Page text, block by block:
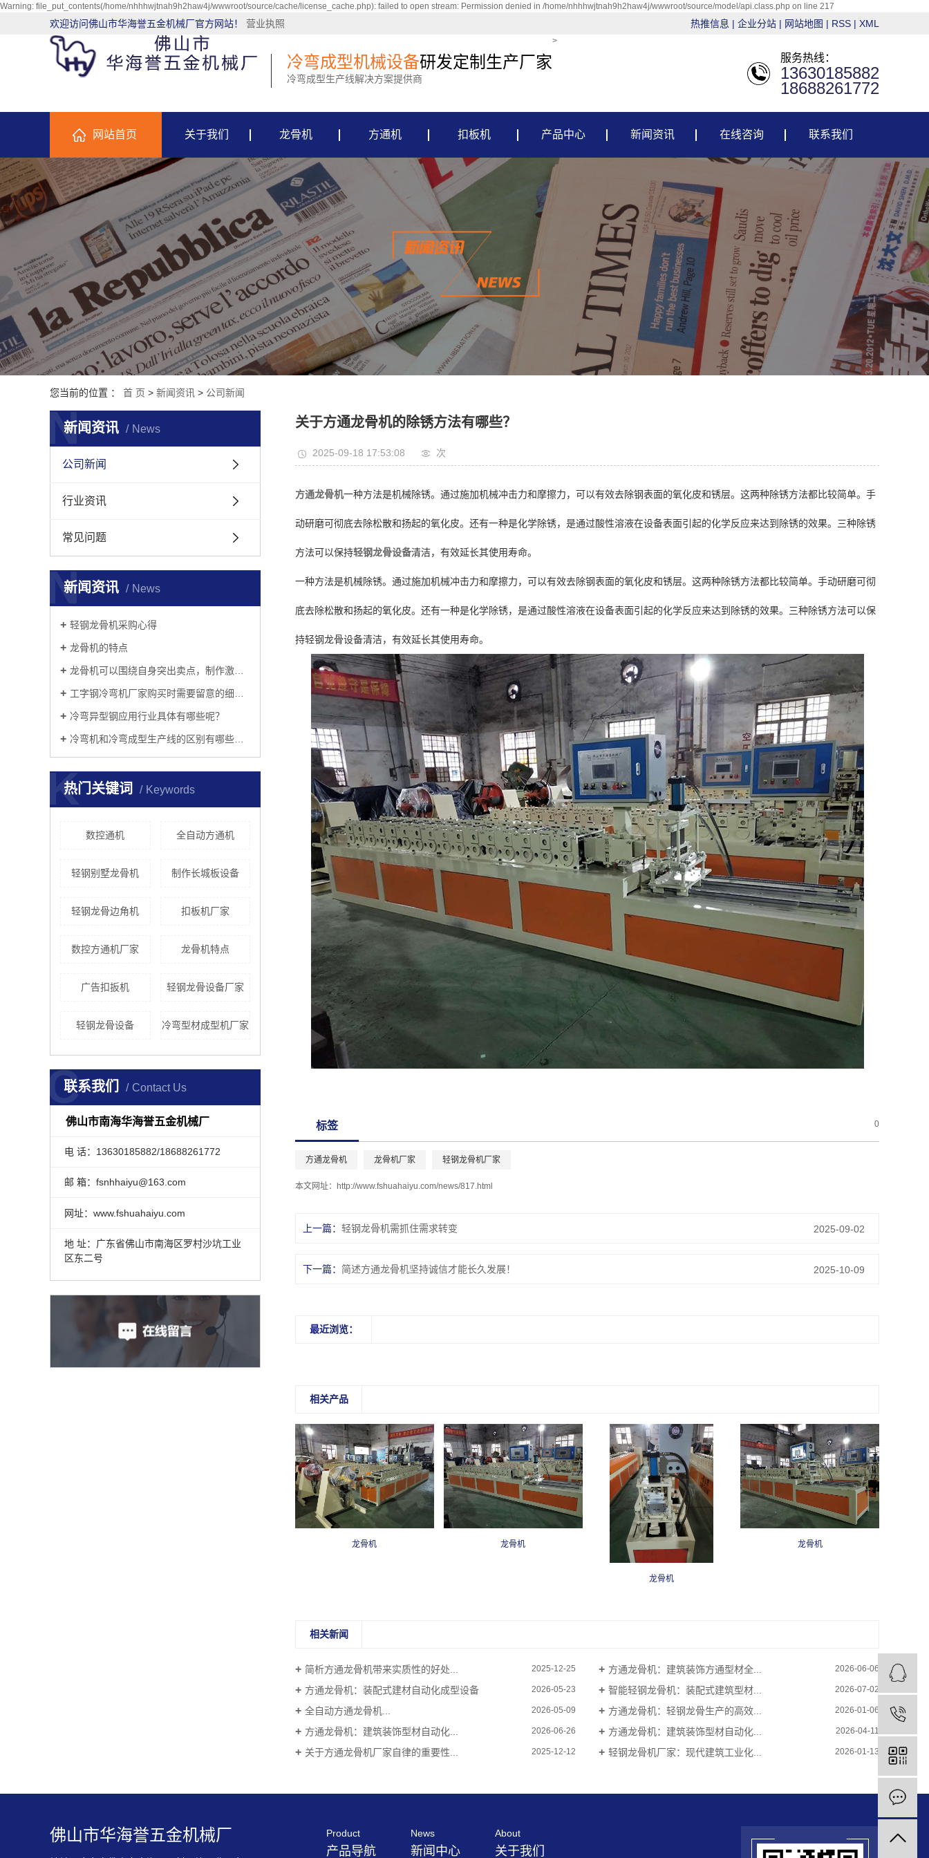
Warning: file_put_contents(/home/nhhhwjtnah9h2haw4j/wwwroot/source/cache/license_cache.php): failed to open stream: Permission denied in /home/nhhhwjtnah9h2haw4j/wwwroot/source/model/api.class.php on line 217
欢迎访问佛山市华海誉五金机械厂官方网站！ 营业执照 热推信息 | 企业分站 | 网站地图 | RSS | XML
>
冷弯成型机械设备研发定制生产厂家
冷弯成型生产线解决方案提供商
服务热线：
13630185882
18688261772
网站首页 关于我们
公司简介
企业文化
资质荣誉
龙骨机 方通机 扣板机 产品中心
龙骨机
新闻资讯
行业资讯
常见问题
在线咨询 联系我们
联系我们
您当前的位置 ： 首 页 > 新闻资讯 > 公司新闻
新闻资讯 News
N
公司新闻
行业资讯
常见问题
新闻资讯 News
N
轻钢龙骨机采购心得
龙骨机的特点
龙骨机可以围绕自身突出卖点，制作激发消费欲广告！
工字钢冷弯机厂家购买时需要留意的细节有哪些？
冷弯异型钢应用行业具体有哪些呢？
冷弯机和冷弯成型生产线的区别有哪些呢？
热门关键词 Keywords
K
数控通机 全自动方通机
轻钢别墅龙骨机 制作长城板设备
轻钢龙骨边角机 扣板机厂家
数控方通机厂家 龙骨机特点
广告扣扳机 轻钢龙骨设备厂家
轻钢龙骨设备 冷弯型材成型机厂家
联系我们 Contact Us
C
佛山市南海华海誉五金机械厂
电 话：13630185882/18688261772
邮 箱：fsnhhaiyu@163.com
网址：www.fshuahaiyu.com
地 址：广东省佛山市南海区罗村沙坑工业
区东二号
关于方通龙骨机的除锈方法有哪些？
2025-09-18 17:53:08 次
方通龙骨机一种方法是机械除锈。通过施加机械冲击力和摩擦力，可以有效去除钢表面的氧化皮和锈层。这两种除锈方法都比较简单。手
动研磨可彻底去除松散和扬起的氧化皮。还有一种是化学除锈，是通过酸性溶液在设备表面引起的化学反应来达到除锈的效果。三种除锈
方法可以保持轻钢龙骨设备清洁，有效延长其使用寿命。
一种方法是机械除锈。通过施加机械冲击力和摩擦力，可以有效去除钢表面的氧化皮和锈层。这两种除锈方法都比较简单。手动研磨可彻
底去除松散和扬起的氧化皮。还有一种是化学除锈，是通过酸性溶液在设备表面引起的化学反应来达到除锈的效果。三种除锈方法可以保
持轻钢龙骨设备清洁，有效延长其使用寿命。
标签 0
方通龙骨机 龙骨机厂家 轻钢龙骨机厂家
本文网址： http://www.fshuahaiyu.com/news/817.html
上一篇： 轻钢龙骨机需抓住需求转变 2025-09-02
下一篇： 简述方通龙骨机坚持诚信才能长久发展！ 2025-10-09
最近浏览：
相关产品
龙骨机 龙骨机
龙骨机
龙骨机
相关新闻
简析方通龙骨机带来实质性的好处... 2025-12-25 方通龙骨机：建筑装饰方通型材全... 2026-06-06
方通龙骨机：装配式建材自动化成型设备 2026-05-23 智能轻钢龙骨机：装配式建筑型材... 2026-07-02
全自动方通龙骨机... 2026-05-09 方通龙骨机：轻钢龙骨生产的高效... 2026-01-06
方通龙骨机：建筑装饰型材自动化... 2026-06-26 方通龙骨机：建筑装饰型材自动化... 2026-04-11
关于方通龙骨机厂家自律的重要性... 2025-12-12 轻钢龙骨机厂家：现代建筑工业化... 2026-01-13
佛山市华海誉五金机械厂 Product
产品导航
News
新闻中心
About
关于我们